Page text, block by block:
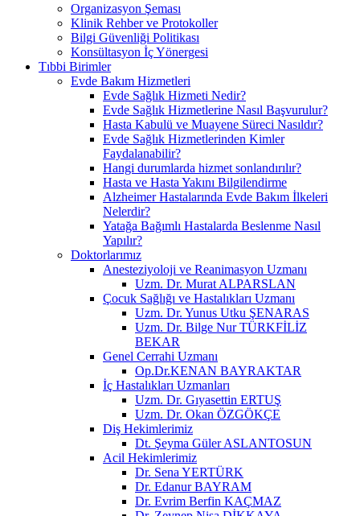
Organizasyon Şeması
Klinik Rehber ve Protokoller
Bilgi Güvenliği Politikası
Konsültasyon İç Yönergesi
Tıbbi Birimler
Evde Bakım Hizmetleri
Evde Sağlık Hizmeti Nedir?
Evde Sağlık Hizmetlerine Nasıl Başvurulur?
Hasta Kabulü ve Muayene Süreci Nasıldır?
Evde Sağlık Hizmetlerinden Kimler
Faydalanabilir?
Hangi durumlarda hizmet sonlandırılır?
Hasta ve Hasta Yakını Bilgilendirme
Alzheimer Hastalarında Evde Bakım İlkeleri
Nelerdir?
Yatağa Bağımlı Hastalarda Beslenme Nasıl
Yapılır?
Doktorlarımız
Anesteziyoloji ve Reanimasyon Uzmanı
Uzm. Dr. Murat ALPARSLAN
Çocuk Sağlığı ve Hastalıkları Uzmanı
Uzm. Dr. Yunus Utku ŞENARAS
Uzm. Dr. Bilge Nur TÜRKFİLİZ
BEKAR
Genel Cerrahi Uzmanı
Op.Dr.KENAN BAYRAKTAR
İç Hastalıkları Uzmanları
Uzm. Dr. Gıyasettin ERTUŞ
Uzm. Dr. Okan ÖZGÖKÇE
Diş Hekimlerimiz
Dt. Şeyma Güler ASLANTOSUN
Acil Hekimlerimiz
Dr. Sena YERTÜRK
Dr. Edanur BAYRAM
Dr. Evrim Berfin KAÇMAZ